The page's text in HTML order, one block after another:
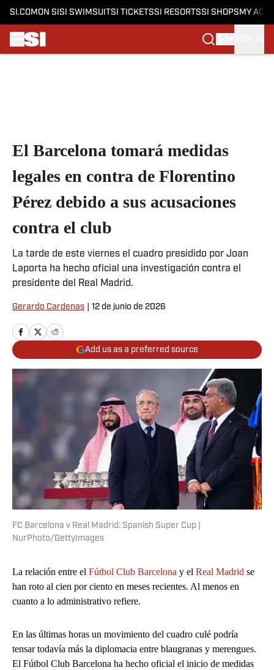
SI.COM ON SI SI SWIMSUITSI TICKETSSI RESORTSSI SHOPS MY
El Barcelona tomará medidas
legales en contra de Florentino
Pérez debido a sus acusaciones
contra el club
La tarde de este viernes el cuadro presidido por Joan
Laporta ha hecho oficial una investigación contra el
presidente del Real Madrid.
Gerardo Cardenas 12 de junio de 2026
Add us as a preferred source
FC Barcelona v Real Madrid: Spanish Super Cup |
NurPhoto/GettyImages
La relación entre el Fútbol Club Barcelona y el Real Madrid se
han roto al cien por ciento en meses recientes. Al menos en
cuanto a lo administrativo refiere.
En las últimas horas un movimiento del cuadro culé podría
tensar todavía más la diplomacia entre blaugranas y merengues.
El Fútbol Club Barcelona ha hecho oficial el inicio de medidas